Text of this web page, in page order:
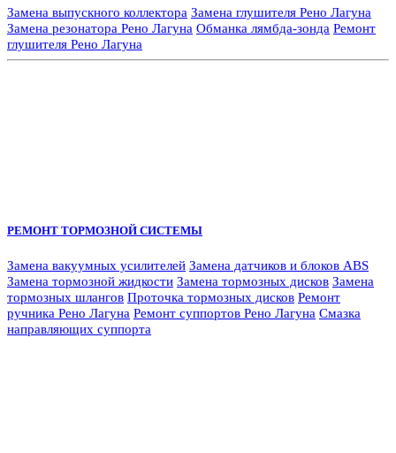
Замена выпускного коллектора Замена глушителя Рено Лагуна
Замена резонатора Рено Лагуна Обманка лямбда-зонда Ремонт
глушителя Рено Лагуна
РЕМОНТ ТОРМОЗНОЙ СИСТЕМЫ
Замена вакуумных усилителей Замена датчиков и блоков ABS
Замена тормозной жидкости Замена тормозных дисков Замена
тормозных шлангов Проточка тормозных дисков Ремонт
ручника Рено Лагуна Ремонт суппортов Рено Лагуна Смазка
направляющих суппорта